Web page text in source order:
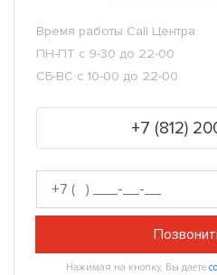
Время работы Call Центра:
ПН-ПТ с 9-30 до 22-00
СБ-ВС с 10-00 до 22-00
+7 (812)
Нажимая на кнопку, Вы даете